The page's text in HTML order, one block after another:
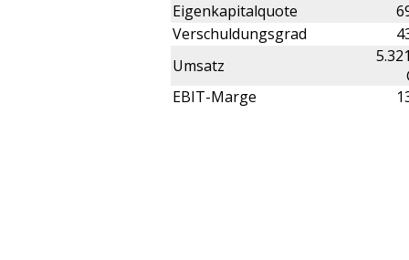
Eigenkapitalquote
Verschuldungsgrad
Umsatz
EBIT-Marge